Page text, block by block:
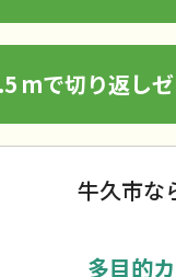
mで切り返しゼ
牛久市な
多目的